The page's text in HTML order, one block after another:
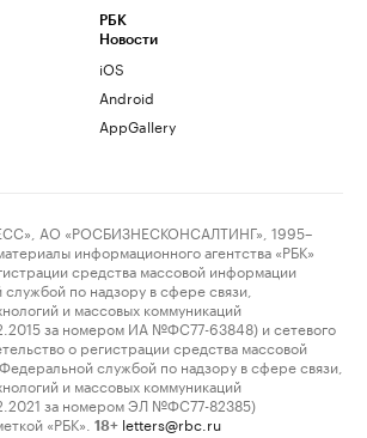
РБК
Новости
iOS
Android
AppGallery
АО «РОСБИЗНЕСКОНСАЛТИНГ», 1995–
информационного агентства «РБК»
средства массовой информации
по надзору в сфере связи,
и массовых коммуникаций
за номером ИА №ФС77-63848) и сетевого
о регистрации средства массовой
службой по надзору в сфере связи,
и массовых коммуникаций
за номером ЭЛ №ФС77-82385)
«РБК».
18+ letters@rbc.ru